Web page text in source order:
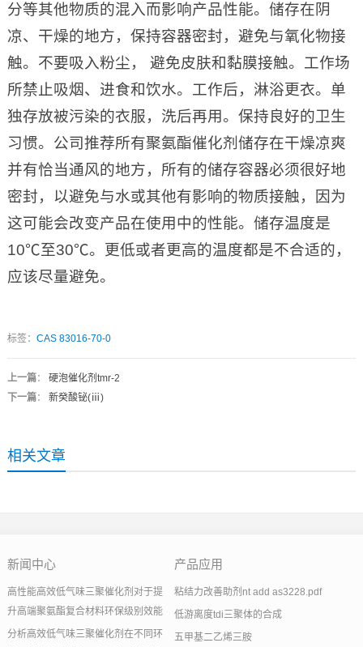
分等其他物质的混入而影响产品性能。储存在阴
凉、干燥的地方，保持容器密封，避免与氧化物接
触。不要吸入粉尘， 避免皮肤和黏膜接触。工作场
所禁止吸烟、进食和饮水。工作后，淋浴更衣。单
独存放被污染的衣服，洗后再用。保持良好的卫生
习惯。公司推荐所有聚氨酯催化剂储存在干燥凉爽
并有恰当通风的地方，所有的储存容器必须很好地
密封，以避免与水或其他有影响的物质接触，因为
这可能会改变产品在使用中的性能。储存温度是
10℃至30℃。更低或者更高的温度都是不合适的，
应该尽量避免。
标签： CAS 83016-70-0
上一篇： 硬泡催化剂tmr-2
下一篇： 新癸酸铋(ⅲ)
相关文章
新闻中心
高性能高效低气味三聚催化剂对于提
升高端聚氨酯复合材料环保级别效能
分析高效低气味三聚催化剂在不同环
产品应用
粘结力改善助剂nt add as3228.pdf
低游离度tdi三聚体的合成
五甲基二乙烯三胺